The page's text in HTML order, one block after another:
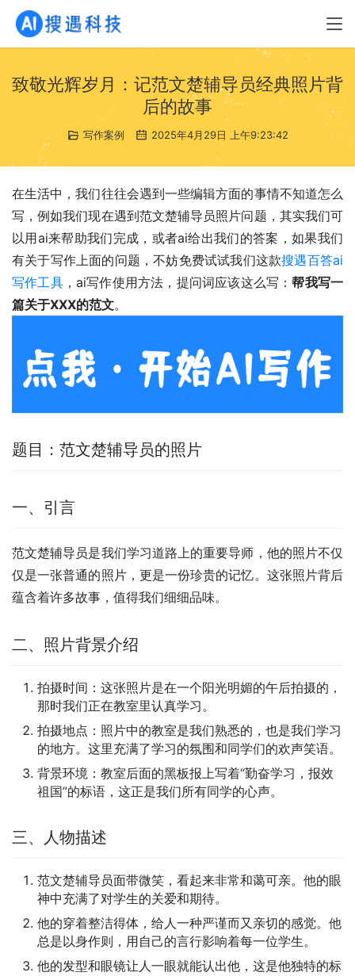
致敬光辉岁月：记范文楚辅导员经典照片背
后的故事
写作案例 2025年4月29日 上午9:23:42
在生活中，我们往往会遇到一些编辑方面的事情不知道怎么
写，例如我们现在遇到范文楚辅导员照片问题，其实我们可
以用ai来帮助我们完成，或者ai给出我们的答案，如果我们
有关于写作上面的问题，不妨免费试试我们这款搜遇百答ai
写作工具，ai写作使用方法，提问词应该这么写：帮我写一
篇关于XXX的范文。
题目：范文楚辅导员的照片
一、引言
范文楚辅导员是我们学习道路上的重要导师，他的照片不仅
仅是一张普通的照片，更是一份珍贵的记忆。这张照片背后
蕴含着许多故事，值得我们细细品味。
二、照片背景介绍
拍摄时间：这张照片是在一个阳光明媚的午后拍摄的，
那时我们正在教室里认真学习。
拍摄地点：照片中的教室是我们熟悉的，也是我们学习
的地方。这里充满了学习的氛围和同学们的欢声笑语。
背景环境：教室后面的黑板报上写着“勤奋学习，报效
祖国”的标语，这正是我们所有同学的心声。
三、人物描述
范文楚辅导员面带微笑，看起来非常和蔼可亲。他的眼
神中充满了对学生的关爱和期待。
他的穿着整洁得体，给人一种严谨而又亲切的感觉。他
总是以身作则，用自己的言行影响着每一位学生。
他的发型和眼镜让人一眼就能认出他，这是他独特的标